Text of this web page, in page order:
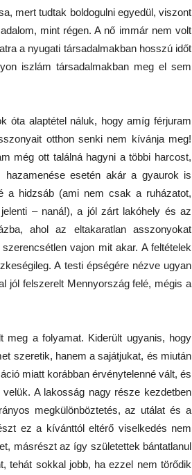
mert tudtak boldogulni egyedül, viszont
mint régen. A nő immár nem volt
a nyugati társadalmakban hosszú időt
iszlám társadalmakban meg el sem
óta alaptétel náluk, hogy amíg férjuram
otthon senki nem kívánja meg!
még ott találná hagyni a többi harcost,
esetén akár a gyaurok is
a hidzsáb (ami nem csak a ruházatot,
– naná!), a jól zárt lakóhely és az
ahol az eltakaratlan asszonyokat
vajon mit akar. A feltételek
A testi épségére nézve ugyan
jól felszerelt Mennyország felé, mégis a
meg a folyamat. Kiderült ugyanis, hogy
szeretik, hanem a sajátjukat, és miután
miatt korábban érvénytelenné vált, és
A lakosság nagy része kezdetben
megkülönböztetés, az utálat és a
ez a kívánttól eltérő viselkedés nem
másrészt az így születettek bántatlanul
tehát sokkal jobb, ha ezzel nem törődik